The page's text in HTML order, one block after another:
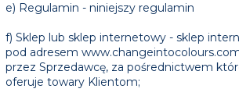
e) Regulamin - niniejszy regulamin
f) Sklep lub sklep internetowy - sklep
pod adresem
przez Sprzedawcę, za pośrednictwem
oferuje towary Klientom;